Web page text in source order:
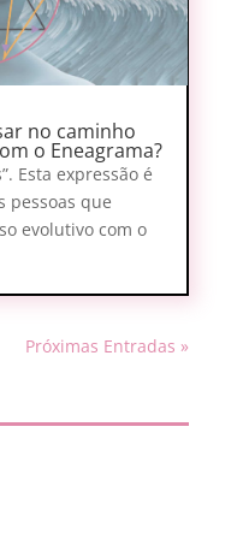
no caminho
o Eneagrama?
Esta expressão é
pessoas que
evolutivo com o
Próximas Entradas »